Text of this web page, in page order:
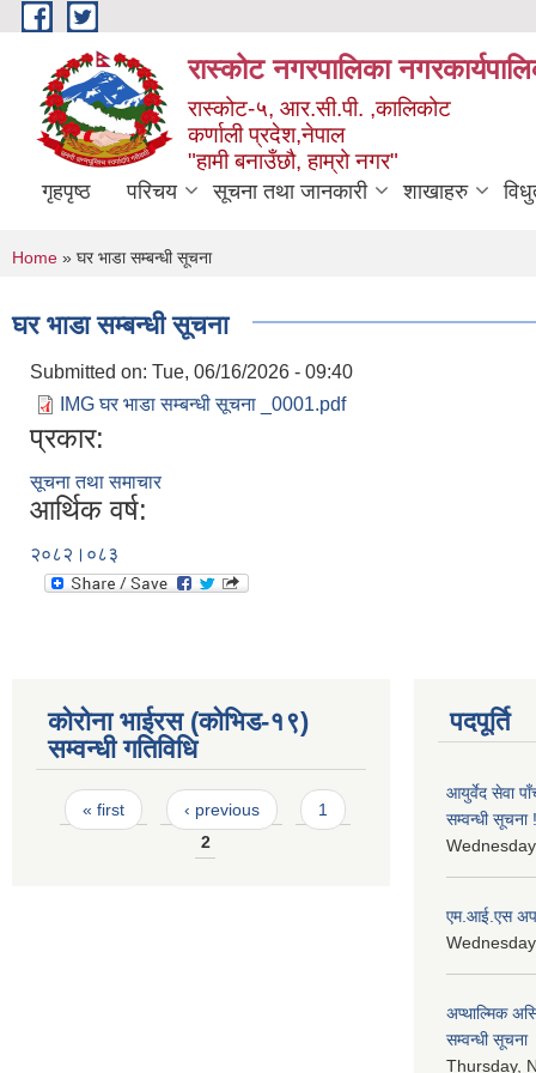
Skip to main content
रास्कोट नगरपालिका
रास्कोट-५, आर.सी.पी. ,कालिकोट
कर्णाली प्रदेश,नेपाल
"हामी बनाउँछौ, हाम्रो नगर"
गृहपृष्ठ परिचय सूचना तथा जानकारी शाखाहरु
You are here
Home » घर भाडा सम्बन्धी सूचना
घर भाडा सम्बन्धी सूचना
Submitted on: Tue, 06/16/2026 - 09:40
IMG घर भाडा सम्बन्धी सूचना _0001.pdf
प्रकार:
सूचना तथा समाचार
आर्थिक वर्ष:
२०८२।०८३
कोरोना भाईरस (कोभिड-१९)
सम्वन्धी गतिविधि
Pages
« first ‹ previous
1
2
पदपूर्ति
आयुर्वेद सेवा
सम्वन्धी सूचना
एम.आई.एस
अप्थाल्मिक
सम्वन्धी सूचना
Thursday,